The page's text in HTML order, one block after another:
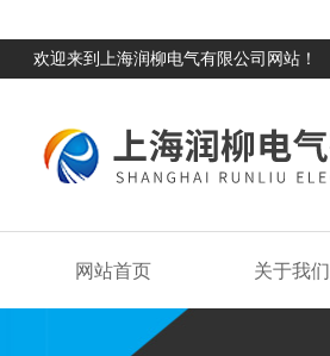
欢迎来到上海润柳电气有限公司网站！
网站首页 关于我们